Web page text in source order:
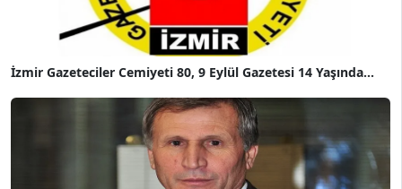
İzmir Gazeteciler Cemiyeti 80, 9 Eylül Gazetesi 14 Yaşında...